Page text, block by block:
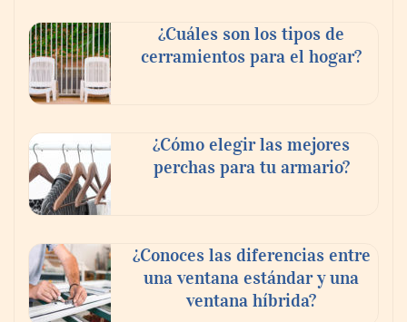
¿Cuáles son los tipos de
cerramientos para el hogar?
¿Cómo elegir las mejores
perchas para tu armario?
¿Conoces las diferencias entre
una ventana estándar y una
ventana híbrida?